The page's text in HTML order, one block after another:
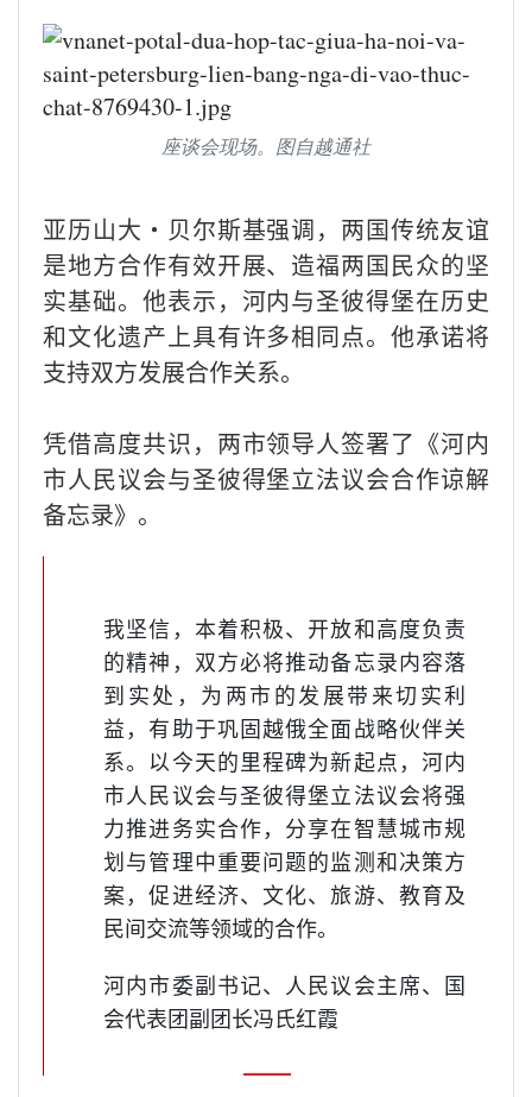
座谈会现场。图自越通社
亚历山大·贝尔斯基强调，两国传统友谊
是地方合作有效开展、造福两国民众的坚
实基础。他表示，河内与圣彼得堡在历史
和文化遗产上具有许多相同点。他承诺将
支持双方发展合作关系。
凭借高度共识，两市领导人签署了《河内
市人民议会与圣彼得堡立法议会合作谅解
备忘录》。
我坚信，本着积极、开放和高度负责
的精神，双方必将推动备忘录内容落
到实处，为两市的发展带来切实利
益，有助于巩固越俄全面战略伙伴关
系。以今天的里程碑为新起点，河内
市人民议会与圣彼得堡立法议会将强
力推进务实合作，分享在智慧城市规
划与管理中重要问题的监测和决策方
案，促进经济、文化、旅游、教育及
民间交流等领域的合作。
河内市委副书记、人民议会主席、国
会代表团副团长冯氏红霞